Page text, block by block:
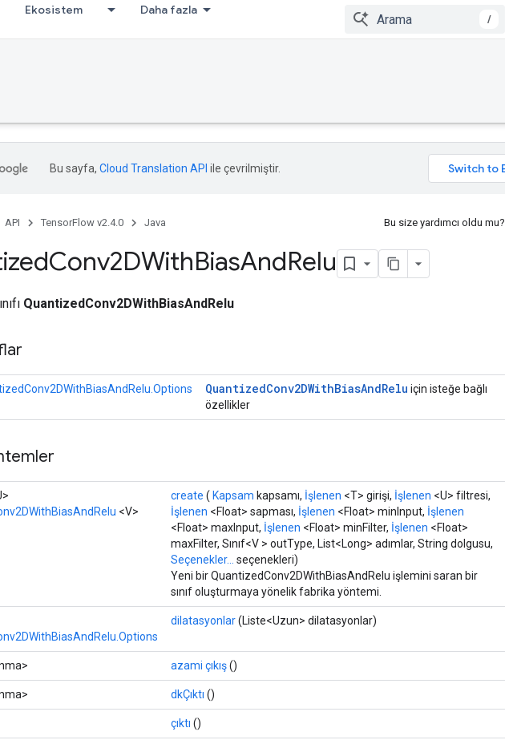
Ekosistem Daha fazla
/
Bu sayfa, Cloud Translation API ile çevrilmiştir.
API TensorFlow v2.4.0 Java Bu size yardımcı oldu mu?
Conv2DWithBiasAndRelu
QuantizedConv2DWithBiasAndRelu
QuantizedConv2DWithBiasAndRelu için isteğe bağlı
özellikler
<V>
create ( Kapsam kapsamı, İşlenen <T> girişi, İşlenen <U> filtresi,
İşlenen <Float> sapması, İşlenen <Float> minInput, İşlenen
<Float> maxInput, İşlenen <Float> minFilter, İşlenen <Float>
maxFilter, Sınıf<V > outType, List<Long> adımlar, String dolgusu,
Seçenekler...
seçenekleri)
Yeni bir QuantizedConv2DWithBiasAndRelu işlemini saran bir
sınıf oluşturmaya yönelik fabrika yöntemi.
dilatasyonlar(Liste<Uzun> dilatasyonlar)
azami çıkış()
dkÇıktı ()
çıktı ()